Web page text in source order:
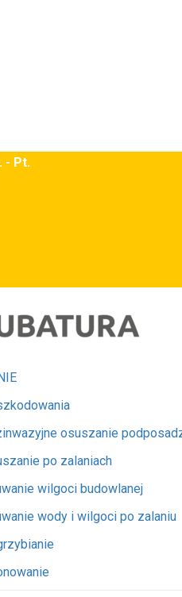
- Pt.
osuszanie
po zalaniach
wilgoci budowlanej
wody i wilgoci po zalaniu